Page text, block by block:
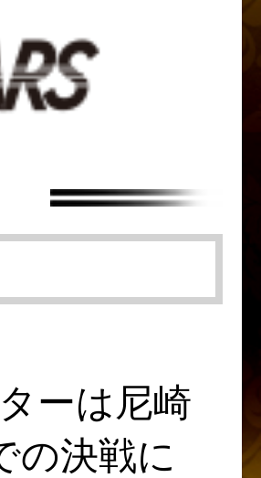
ーは尼崎
の決戦に